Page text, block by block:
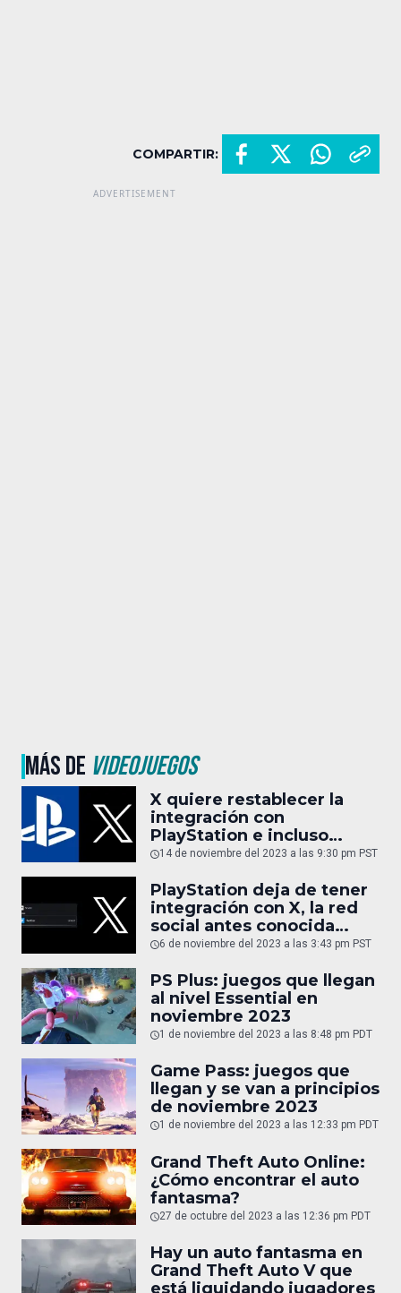
COMPARTIR:
MÁS DE VIDEOJUEGOS
X quiere restablecer la
integración con
PlayStation e incluso
permitir streaming en
14 de noviembre del 2023 a las 9:30 pm PST
PlayStation deja de tener
integración con X, la red
social antes conocida
como Twitter
6 de noviembre del 2023 a las 3:43 pm PST
PS Plus: juegos que llegan
al nivel Essential en
noviembre 2023
1 de noviembre del 2023 a las 8:48 pm PDT
Game Pass: juegos que
llegan y se van a principios
de noviembre 2023
1 de noviembre del 2023 a las 12:33 pm PDT
Grand Theft Auto Online:
¿Cómo encontrar el auto
fantasma?
27 de octubre del 2023 a las 12:36 pm PDT
Hay un auto fantasma en
Grand Theft Auto V que
está liquidando jugadores